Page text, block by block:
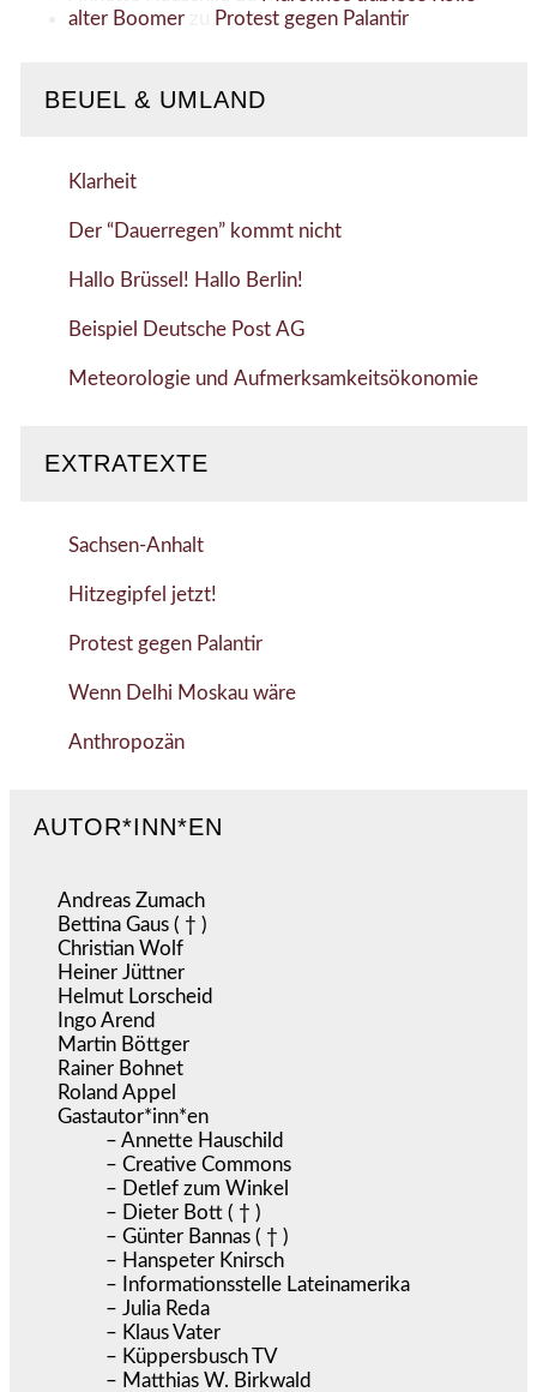
alter Boomerzu Protest gegen Palantir
BEUEL & UMLAND
Klarheit
Der “Dauerregen” kommt nicht
Hallo Brüssel! Hallo Berlin!
Beispiel Deutsche Post AG
Meteorologie und Aufmerksamkeitsökonomie
EXTRATEXTE
Sachsen-Anhalt
Hitzegipfel jetzt!
Protest gegen Palantir
Wenn Delhi Moskau wäre
Anthropozän
AUTOR*INN*EN
Andreas Zumach
Bettina Gaus ( † )
Christian Wolf
Heiner Jüttner
Helmut Lorscheid
Ingo Arend
Martin Böttger
Rainer Bohnet
Roland Appel
Gastautor*inn*en
– Annette Hauschild
– Creative Commons
– Detlef zum Winkel
– Dieter Bott ( † )
– Günter Bannas ( † )
– Hanspeter Knirsch
– Informationsstelle Lateinamerika
– Julia Reda
– Klaus Vater
– Küppersbusch TV
– Matthias W. Birkwald